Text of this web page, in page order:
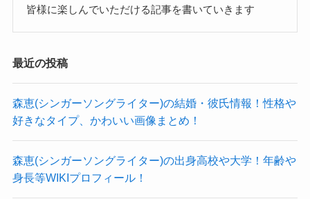
る浅谷純菜さんのインスタには？
次にお姉さんであるプロスノーボーダーである浅
谷純菜さんのインスタを確認してみます。
見てみると
一応JURINさんがSNSを休止する前の
妹さんのJURINさんの画像は載っていませんね。
皆様に楽しんでいただける記事を書いていきます
最近の投稿
森恵(シンガーソングライター)の結婚・彼氏情報！性格や
好きなタイプ、かわいい画像まとめ！
森恵(シンガーソングライター)の出身高校や大学！年齢や
身長等WIKIプロフィール！